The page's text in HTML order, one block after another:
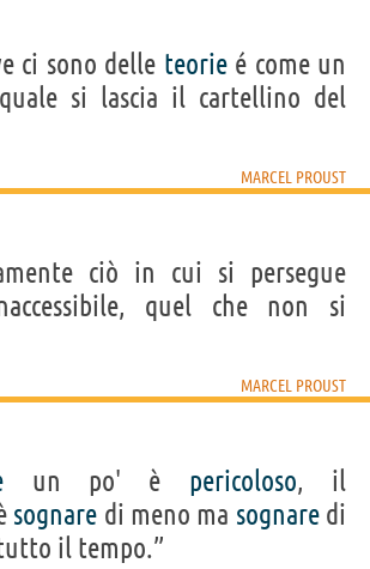
ci sono delle teorieé come un
si lascia il cartellino del
MARCEL PROUST
ciò in cui si persegue
quel che non si
MARCEL PROUST
un po' è pericoloso, il
sognare di meno ma sognaredi
il tempo.”